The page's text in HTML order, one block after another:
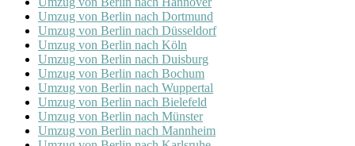
Umzug von Berlin nach Dortmund
Umzug von Berlin nach Düsseldorf
Umzug von Berlin nach Köln
Umzug von Berlin nach Duisburg
Umzug von Berlin nach Bochum
Umzug von Berlin nach Wuppertal
Umzug von Berlin nach Bielefeld
Umzug von Berlin nach Münster
Umzug von Berlin nach Mannheim